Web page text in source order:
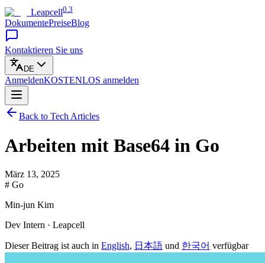
Leapcell0.3
DokumentePreiseBlog
Kontaktieren Sie uns
DE
AnmeldenKOSTENLOS anmelden
Back to Tech Articles
Arbeiten mit Base64 in Go
März 13, 2025
# Go
Min-jun Kim
Dev Intern · Leapcell
Dieser Beitrag ist auch in English, 日本語 und 한국어 verfügbar